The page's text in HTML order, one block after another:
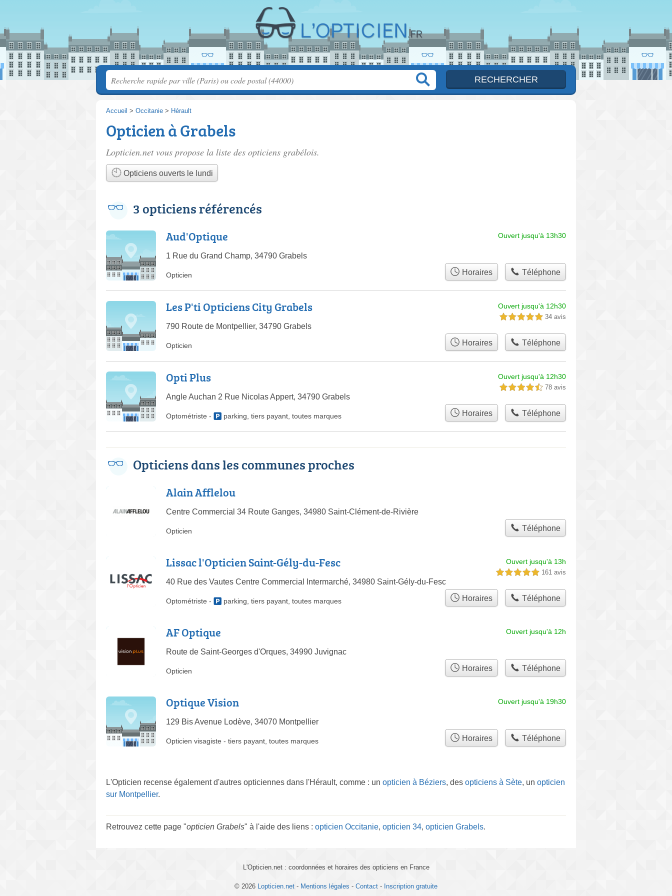
Accueil > Occitanie > Hérault
Opticien à Grabels
Lopticien.net vous propose la liste des opticiens grabélois.
Opticiens ouverts le lundi
3 opticiens référencés
Aud'Optique
1 Rue du Grand Champ, 34790 Grabels
Ouvert jusqu'à 13h30
Opticien Horaires Téléphone
Les P'ti Opticiens City Grabels
790 Route de Montpellier, 34790 Grabels
Ouvert jusqu'à 12h30
5,0 étoiles sur 5 34 avis
Opticien Horaires Téléphone
Opti Plus
Angle Auchan 2 Rue Nicolas Appert, 34790 Grabels
Ouvert jusqu'à 12h30
4,5 étoiles sur 5 78 avis
Optométriste - parking tiers payant toutes marques Horaires Téléphone
Opticiens dans les communes proches
Alain Afflelou
Centre Commercial 34 Route Ganges, 34980 Saint-Clément-de-Rivière
Opticien Téléphone
Lissac l'Opticien Saint-Gély-du-Fesc
40 Rue des Vautes Centre Commercial Intermarché, 34980 Saint-Gély-du-Fesc
Ouvert jusqu'à 13h
5,0 étoiles sur 5 161 avis
Optométriste - parking tiers payant toutes marques Horaires Téléphone
AF Optique
Route de Saint-Georges d'Orques, 34990 Juvignac
Ouvert jusqu'à 12h
Opticien Horaires Téléphone
Optique Vision
129 Bis Avenue Lodève, 34070 Montpellier
Ouvert jusqu'à 19h30
Opticien visagiste - tiers payant toutes marques Horaires Téléphone
L'Opticien recense également d'autres opticiennes dans l'Hérault, comme : un opticien à Béziers, des opticiens à Sète, un opticien
sur Montpellier.
Retrouvez cette page "opticien Grabels" à l'aide des liens : opticien Occitanie, opticien 34, opticien Grabels.
L'Opticien.net : coordonnées et horaires des opticiens en France
© 2026 Lopticien.net - Mentions légales - Contact - Inscription gratuite